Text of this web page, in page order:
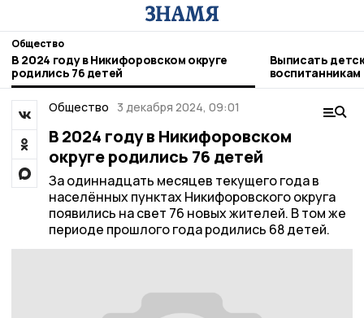
Общество
В 2024 году в Никифоровском округе
родились 76 детей
Выписать
никифоровцам
Общество
3 декабря 2024, 09:01
В 2024 году в Никифоровском
округе родились 76 детей
За одиннадцать месяцев текущего года в
населённых пунктах Никифоровского округа
появились на свет 76 новых жителей. В том же
периоде прошлого года родились 68 детей.